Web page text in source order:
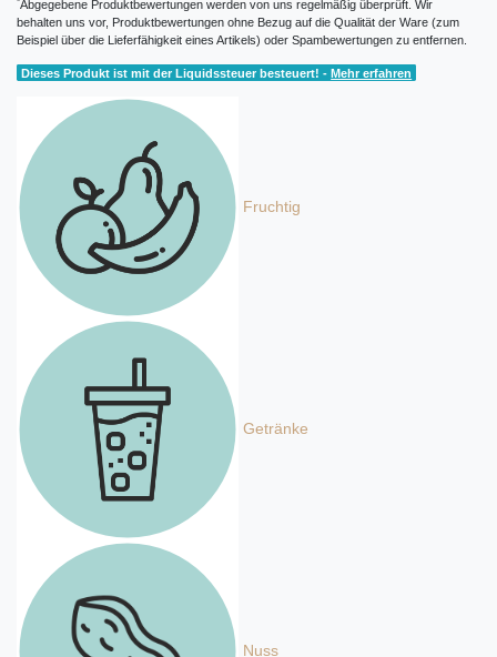
Abgegebene Produktbewertungen werden von uns regelmäßig überprüft. Wir
behalten uns vor, Produktbewertungen ohne Bezug auf die Qualität der Ware (zum
Beispiel über die Lieferfähigkeit eines Artikels) oder Spambewertungen zu entfernen.
Dieses Produkt ist mit der Liquidssteuer besteuert! -Mehr erfahren
Fruchtig
Getränke
Nuss